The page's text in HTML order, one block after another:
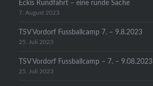
Eckis Rundfahrt – eine runde Sache
7. August 2023
TSV Vordorf Fussballcamp 7. – 9.8.2023
25. Juli 2023
TSV Vordorf Fussballcamp – 7. – 9.08.2023
25. Juli 2023